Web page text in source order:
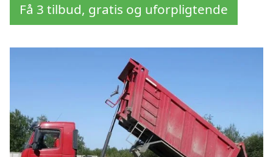
Få 3 tilbud, gratis og uforpligtende